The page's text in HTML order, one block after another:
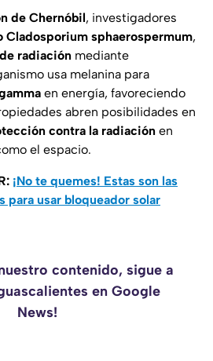
de Chernóbil, investigadores
Cladosporium sphaerospermum,
radiación mediante
usa melanina para
en energía, favoreciendo
abren posibilidades en
contra la radiación en
el espacio.
¡No te quemes! Estas son las
para usar bloqueador solar
contenido, sigue a
en Google
News!